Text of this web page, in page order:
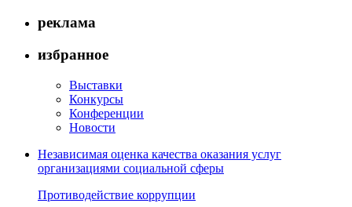
реклама
избранное
Выставки
Конкурсы
Конференции
Новости
Независимая оценка качества оказания услуг
организациями социальной сферы
Противодействие коррупции